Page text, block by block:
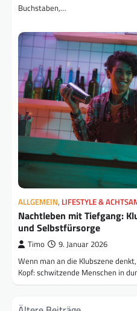
Buchstaben,…
ALLGEMEIN, LIFESTYLE &
Nachtleben mit Tiefgang:
und Selbstfürsorge
Timo 9. Januar 2026
Wenn man an die Klubszene
Kopf: schwitzende Menschen in
Beitragsnavigation